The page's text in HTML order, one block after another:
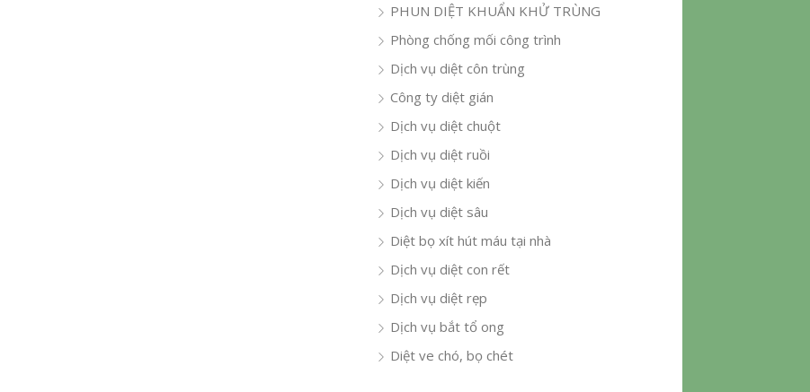
PHUN DIỆT KHUẨN KHỬ TRÙNG
Phòng chống mối công trình
Dịch vụ diệt côn trùng
Công ty diệt gián
Dịch vụ diệt chuột
Dịch vụ diệt ruồi
Dịch vụ diệt kiến
Dịch vụ diệt sâu
Diệt bọ xít hút máu tại nhà
Dịch vụ diệt con rết
Dịch vụ diệt rẹp
Dịch vụ bắt tổ ong
Diệt ve chó, bọ chét